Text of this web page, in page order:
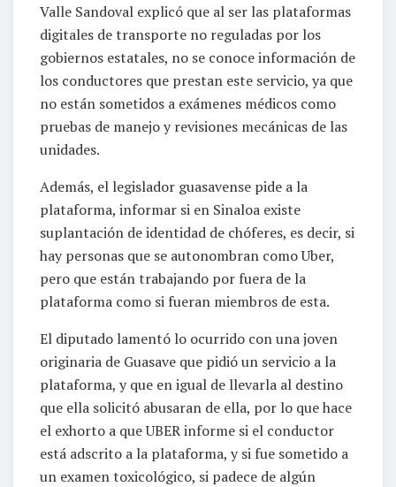
Valle Sandoval explicó que al ser las plataformas
digitales de transporte no reguladas por los
gobiernos estatales, no se conoce información de
los conductores que prestan este servicio, ya que
no están sometidos a exámenes médicos como
pruebas de manejo y revisiones mecánicas de las
unidades.
Además, el legislador guasavense pide a la
plataforma, informar si en Sinaloa existe
suplantación de identidad de chóferes, es decir, si
hay personas que se autonombran como Uber,
pero que están trabajando por fuera de la
plataforma como si fueran miembros de esta.
El diputado lamentó lo ocurrido con una joven
originaria de Guasave que pidió un servicio a la
plataforma, y que en igual de llevarla al destino
que ella solicitó abusaran de ella, por lo que hace
el exhorto a que UBER informe si el conductor
está adscrito a la plataforma, y si fue sometido a
un examen toxicológico, si padece de algún